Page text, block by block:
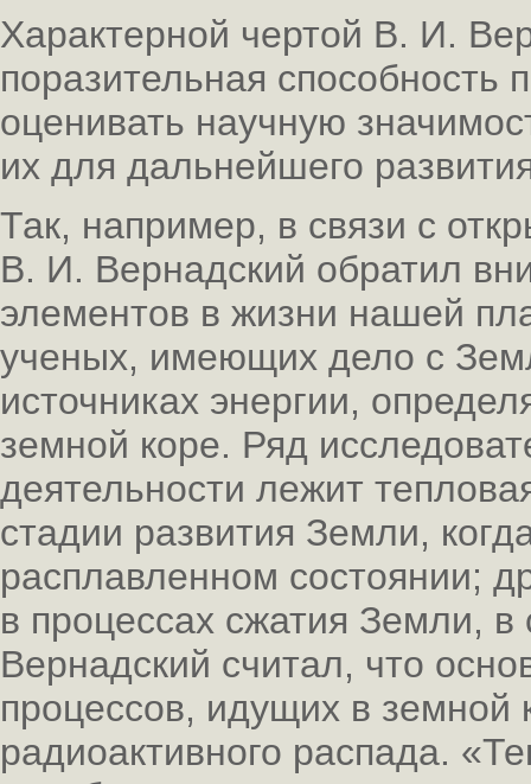
Характерной чертой В. И.
поразительная способность
оценивать научную
их для дальнейшего
Так, например, в связи с
В. И. Вернадский обратил
элементов в жизни нашей
ученых, имеющих дело с
источниках энергии,
земной коре. Ряд
деятельности лежит
стадии развития Земли,
расплавленном состоянии;
в процессах сжатия Земли,
Вернадский считал, что
процессов, идущих в земной
радиоактивного распада.